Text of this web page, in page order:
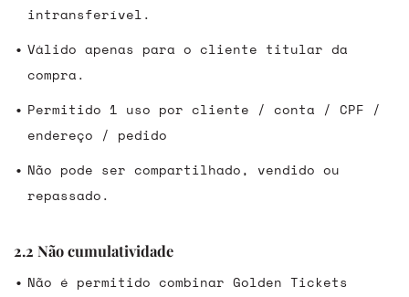
intransferível.
Válido apenas para o cliente titular da
compra.
Permitido 1 uso por cliente / conta / CPF /
endereço / pedido
Não pode ser compartilhado, vendido ou
repassado.
2.2 Não cumulatividade
Não é permitido combinar Golden Tickets